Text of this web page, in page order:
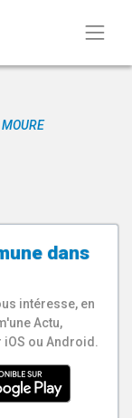
dans
intéresse, en
Actu,
ou Android.